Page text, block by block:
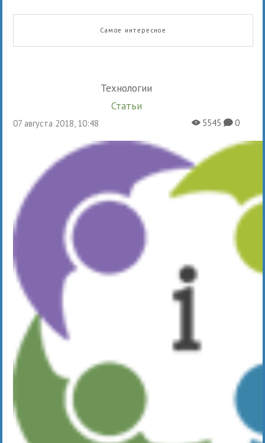
Самое интересное
Технологии
Статьи
07 августа 2018, 10:48 X5545K0